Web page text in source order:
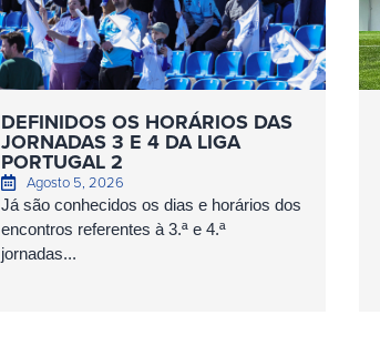
DEFINIDOS OS HORÁRIOS DAS
JORNADAS 3 E 4 DA LIGA
PORTUGAL 2
Agosto 5, 2026
Já são conhecidos os dias e horários dos
encontros referentes à 3.ª e 4.ª
jornadas...